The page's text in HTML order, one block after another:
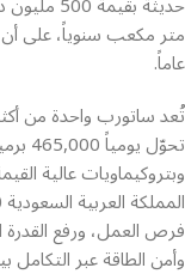
عاماً.
تُعد ساتورب واحدة من
وبتروكيماويات عالية
فرص العمل، ورفع القدرة
وأمن الطاقة عبر التكامل